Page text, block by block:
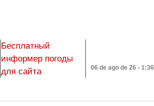
Бесплатный
информер погоды
для сайта
06 de ago de 26 - 1:36